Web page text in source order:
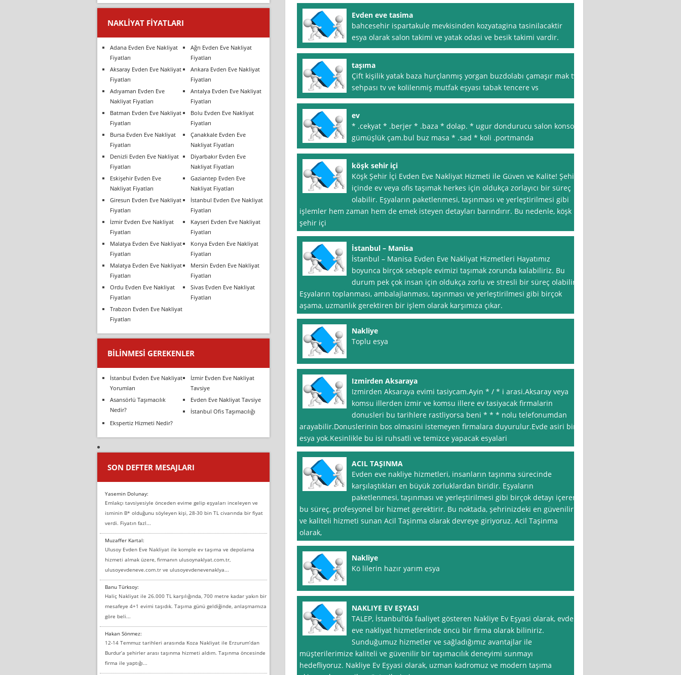
Evden eve tasima
bahcesehir ispartakule mevkisinden kozyatagina tasinilacaktir
esya olarak salon takimi ve yatak odasi ve besik takimi vardir.
taşıma
Çift kişilik yatak baza hurçlanmış yorgan buzdolabı çamaşır mak tv
sehpası tv ve kolilenmiş mutfak eşyası tabak tencere vs
ev
* .cekyat * .berjer * .baza * dolap. * ugur dondurucu salon konsol
gümüşlük çam.bul buz masa * .sad * koli .portmanda
köşk sehir içi
Köşk Şehir İçi Evden Eve Nakliyat Hizmeti ile Güven ve Kalite! Şehir
içinde ev veya ofis taşımak herkes için oldukça zorlayıcı bir süreç
olabilir. Eşyaların paketlenmesi, taşınması ve yerleştirilmesi gibi
işlemler hem zaman hem de emek isteyen detayları barındırır. Bu nedenle, köşk
şehir içi
İstanbul – Manisa
İstanbul – Manisa Evden Eve Nakliyat Hizmetleri Hayatımız
boyunca birçok sebeple evimizi taşımak zorunda kalabiliriz. Bu
durum pek çok insan için oldukça zorlu ve stresli bir süreç olabilir.
Eşyaların toplanması, ambalajlanması, taşınması ve yerleştirilmesi gibi birçok
aşama, uzmanlık gerektiren bir işlem olarak karşımıza çıkar.
Nakliye
Toplu esya
Izmirden Aksaraya
Izmirden Aksaraya evimi tasiycam.Ayin * / * i arasi.Aksaray veya
komsu illerden izmir ve komsu illere ev tasiyacak firmalarin
donusleri bu tarihlere rastliyorsa beni * * * nolu telefonumdan
arayabilir.Donuslerinin bos olmasini istemeyen firmalara duyurulur.Evde asiri bir
esya yok.Kesinlikle bu isi ruhsatli ve temizce yapacak esyalari
ACIL TAŞINMA
Evden eve nakliye hizmetleri, insanların taşınma sürecinde
karşılaştıkları en büyük zorluklardan biridir. Eşyaların
paketlenmesi, taşınması ve yerleştirilmesi gibi birçok detayı içeren
bu süreç, profesyonel bir hizmet gerektirir. Bu noktada, şehrinizdeki en güvenilir
ve kaliteli hizmeti sunan Acil Taşinma olarak devreye giriyoruz. Acil Taşinma
olarak,
Nakliye
Kö lilerin hazır yarım esya
NAKLIYE EV EŞYASI
TALEP, İstanbul‘da faaliyet gösteren Nakliye Ev Eşyasi olarak, evden
eve nakliyat hizmetlerinde öncü bir firma olarak biliniriz.
Sunduğumuz hizmetler ve sağladığımız avantajlar ile
müşterilerimize kaliteli ve güvenilir bir taşımacılık deneyimi sunmayı
hedefliyoruz. Nakliye Ev Eşyasi olarak, uzman kadromuz ve modern taşıma
NAKLIYAT FIYATLARI
Adana Evden Eve Nakliyat
Fiyatları
Ağrı Evden Eve Nakliyat
Fiyatları
Aksaray Evden Eve Nakliyat
Fiyatları
Ankara Evden Eve Nakliyat
Fiyatları
Adıyaman Evden Eve
Nakliyat Fiyatları
Antalya Evden Eve Nakliyat
Fiyatları
Batman Evden Eve Nakliyat
Fiyatları
Bolu Evden Eve Nakliyat
Fiyatları
Bursa Evden Eve Nakliyat
Fiyatları
Çanakkale Evden Eve
Nakliyat Fiyatları
Denizli Evden Eve Nakliyat
Fiyatları
Diyarbakır Evden Eve
Nakliyat Fiyatları
Eskişehir Evden Eve
Nakliyat Fiyatları
Gaziantep Evden Eve
Nakliyat Fiyatları
Giresun Evden Eve Nakliyat
Fiyatları
İstanbul Evden Eve Nakliyat
Fiyatları
İzmir Evden Eve Nakliyat
Fiyatları
Kayseri Evden Eve Nakliyat
Fiyatları
Malatya Evden Eve Nakliyat
Fiyatları
Konya Evden Eve Nakliyat
Fiyatları
Malatya Evden Eve Nakliyat
Fiyatları
Mersin Evden Eve Nakliyat
Fiyatları
Ordu Evden Eve Nakliyat
Fiyatları
Sivas Evden Eve Nakliyat
Fiyatları
Trabzon Evden Eve Nakliyat
Fiyatları
BILINMESI GEREKENLER
İstanbul Evden Eve Nakliyat
Yorumları
İzmir Evden Eve Nakliyat
Tavsiye
Asansörlü Taşımacılık
Nedir?
Evden Eve Nakliyat Tavsiye
İstanbul Ofis Taşımacılığı
Ekspertiz Hizmeti Nedir?
SON DEFTER MESAJLARI
Yasemin Dolunay:
Emlakçı tavsiyesiyle önceden evime gelip eşyaları inceleyen ve
isminin B* olduğunu söyleyen kişi, 28-30 bin TL civarında bir fiyat
verdi. Fiyatın fazl...
Muzaffer Kartal:
Ulusoy Evden Eve Nakliyat ile komple ev taşıma ve depolama
hizmeti almak üzere, firmanın ulusoynaklyat.com.tr,
ulusoyevdeneve.com.tr ve ulusoyevdenevenaklya...
Banu Türksoy:
Haliç Nakliyat ile 26.000 TL karşılığında, 700 metre kadar yakın bir
mesafeye 4+1 evimi taşıdık. Taşıma günü geldiğinde, anlaşmamıza
göre beli...
Hakan Sönmez:
12-14 Temmuz tarihleri arasında Koza Nakliyat ile Erzurum’dan
Burdur’a şehirler arası taşınma hizmeti aldım. Taşınma öncesinde
firma ile yaptığı...